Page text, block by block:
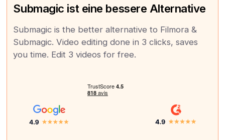
Submagic ist eine bessere Alternative
Submagic is the better alternative to Filmora &
Submagic. Video editing done in 3 clicks, saves
you time. Edit 3 videos for free.